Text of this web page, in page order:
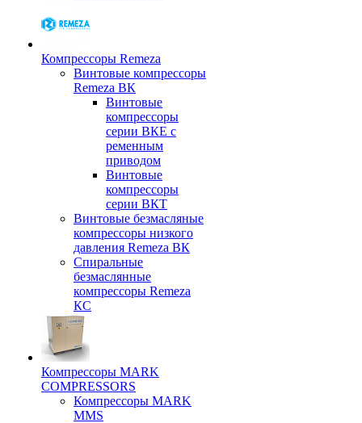
Компрессоры Remeza
Винтовые компрессоры
Remeza ВК
Винтовые
компрессоры
серии ВКЕ с
ременным
приводом
Винтовые
компрессоры
серии ВКТ
Винтовые безмасляные
компрессоры низкого
давления Remeza ВК
Спиральные
безмаслянные
компрессоры Remeza
КС
Компрессоры MARK
COMPRESSORS
Компрессоры MARK
MMS